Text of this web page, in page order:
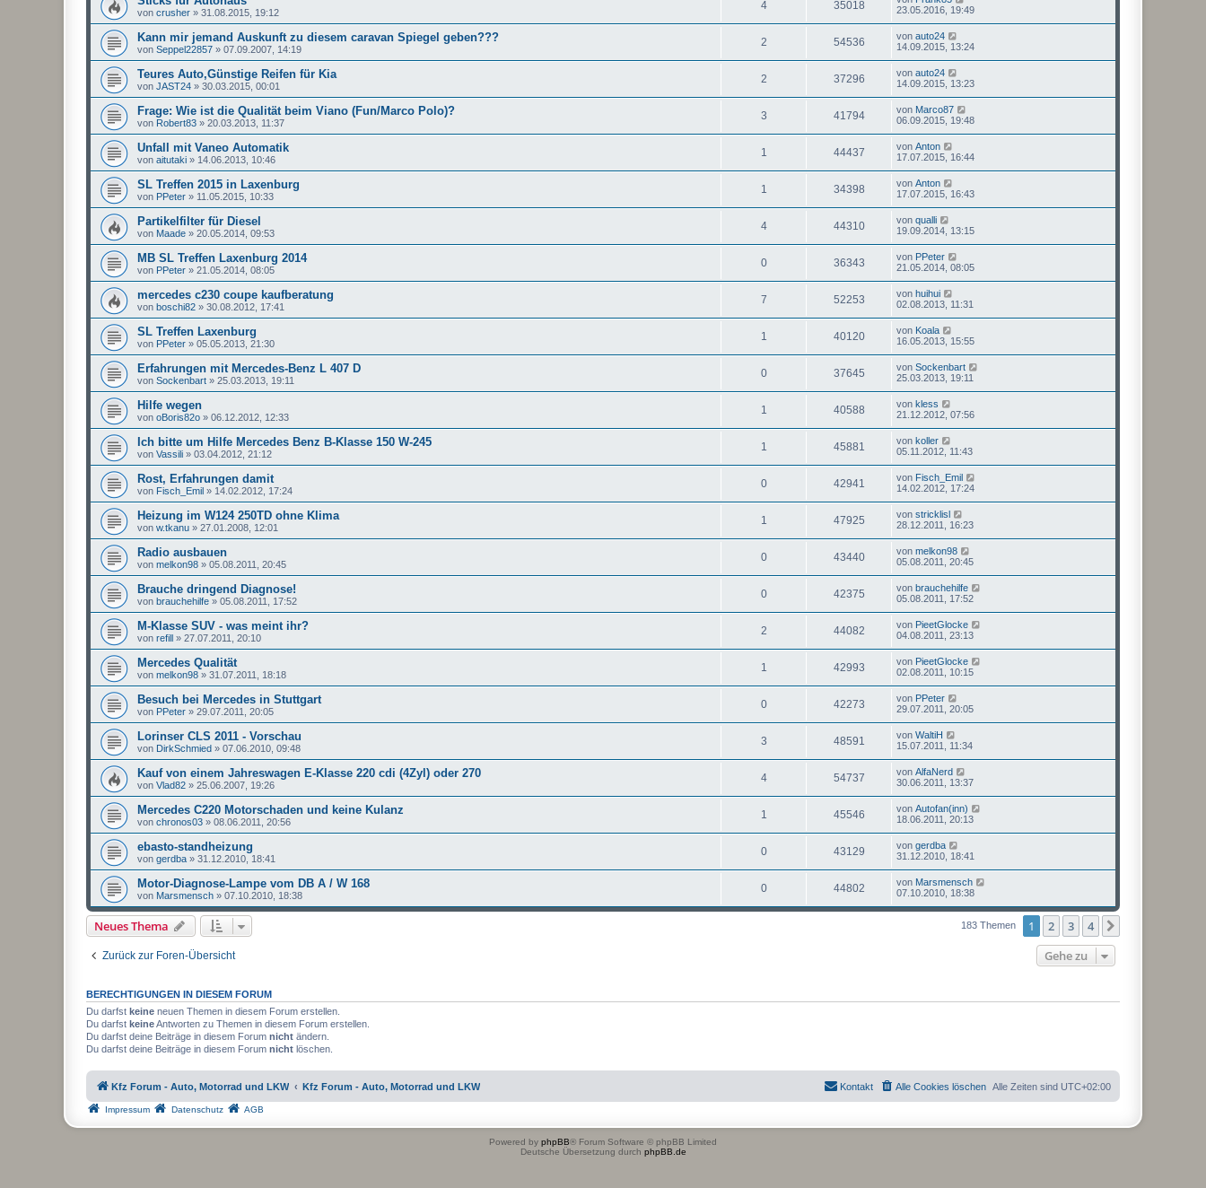
von crusher » 31.08.2015, 19:12
4 35018
23.05.2016, 19:49
Kann mir jemand Auskunft zu diesem caravan Spiegel geben???
von Seppel22857 » 07.09.2007, 14:19
2 54536 von auto24
14.09.2015, 13:24
Teures Auto,Günstige Reifen für Kia
von JAST24 » 30.03.2015, 00:01
2 37296 von auto24
14.09.2015, 13:23
Frage: Wie ist die Qualität beim Viano (Fun/Marco Polo)?
von Robert83 » 20.03.2013, 11:37
3 41794 von Marco87
06.09.2015, 19:48
Unfall mit Vaneo Automatik
von aitutaki » 14.06.2013, 10:46
1 44437 von Anton
17.07.2015, 16:44
SL Treffen 2015 in Laxenburg
von PPeter » 11.05.2015, 10:33
1 34398 von Anton
17.07.2015, 16:43
Partikelfilter für Diesel
von Maade » 20.05.2014, 09:53
4 44310 von qualli
19.09.2014, 13:15
MB SL Treffen Laxenburg 2014
von PPeter » 21.05.2014, 08:05
0 36343 von PPeter
21.05.2014, 08:05
mercedes c230 coupe kaufberatung
von boschi82 » 30.08.2012, 17:41
7 52253 von huihui
02.08.2013, 11:31
SL Treffen Laxenburg
von PPeter » 05.05.2013, 21:30
1 40120 von Koala
16.05.2013, 15:55
Erfahrungen mit Mercedes-Benz L 407 D
von Sockenbart » 25.03.2013, 19:11
0 37645 von Sockenbart
25.03.2013, 19:11
Hilfe wegen
von oBoris82o » 06.12.2012, 12:33
1 40588 von kless
21.12.2012, 07:56
Ich bitte um Hilfe Mercedes Benz B-Klasse 150 W-245
von Vassili » 03.04.2012, 21:12
1 45881 von koller
05.11.2012, 11:43
Rost, Erfahrungen damit
von Fisch_Emil » 14.02.2012, 17:24
0 42941 von Fisch_Emil
14.02.2012, 17:24
Heizung im W124 250TD ohne Klima
von w.tkanu » 27.01.2008, 12:01
1 47925 von stricklisl
28.12.2011, 16:23
Radio ausbauen
von melkon98 » 05.08.2011, 20:45
0 43440 von melkon98
05.08.2011, 20:45
Brauche dringend Diagnose!
von brauchehilfe » 05.08.2011, 17:52
0 42375 von brauchehilfe
05.08.2011, 17:52
M-Klasse SUV - was meint ihr?
von refill » 27.07.2011, 20:10
2 44082 von PieetGlocke
04.08.2011, 23:13
Mercedes Qualität
von melkon98 » 31.07.2011, 18:18
1 42993 von PieetGlocke
02.08.2011, 10:15
Besuch bei Mercedes in Stuttgart
von PPeter » 29.07.2011, 20:05
0 42273 von PPeter
29.07.2011, 20:05
Lorinser CLS 2011 - Vorschau
von DirkSchmied » 07.06.2010, 09:48
3 48591 von WaltiH
15.07.2011, 11:34
Kauf von einem Jahreswagen E-Klasse 220 cdi (4Zyl) oder 270
von Vlad82 » 25.06.2007, 19:26
4 54737 von AlfaNerd
30.06.2011, 13:37
Mercedes C220 Motorschaden und keine Kulanz
von chronos03 » 08.06.2011, 20:56
1 45546 von Autofan(inn)
18.06.2011, 20:13
ebasto-standheizung
von gerdba » 31.12.2010, 18:41
0 43129 von gerdba
31.12.2010, 18:41
Motor-Diagnose-Lampe vom DB A / W 168
von Marsmensch » 07.10.2010, 18:38
0 44802 von Marsmensch
07.10.2010, 18:38
Neues Thema 183 Themen 1 2 3 4
Zurück zur Foren-Übersicht Gehe zu
BERECHTIGUNGEN IN DIESEM FORUM
Du darfst keine neuen Themen in diesem Forum erstellen.
Du darfst keineAntworten zu Themen in diesem Forum erstellen.
Du darfst deine Beiträge in diesem Forum nicht ändern.
Du darfst deine Beiträge in diesem Forum nicht löschen.
Kfz Forum - Auto, Motorrad und LKW Kfz Forum - Auto, Motorrad und LKW Alle Zeiten sind UTC+02:00
Alle Cookies löschen
Kontakt
Impressum Datenschutz AGB
Powered by phpBB® Forum Software © phpBB Limited
Deutsche Übersetzung durch phpBB.de